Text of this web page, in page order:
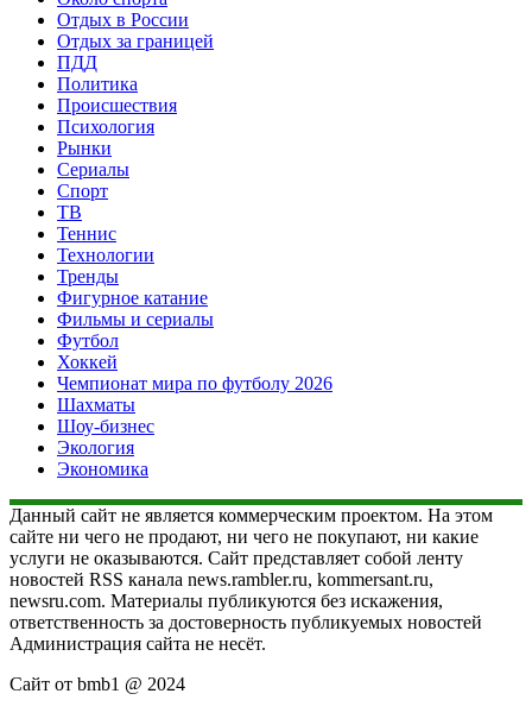
Отдых в России
Отдых за границей
ПДД
Политика
Происшествия
Психология
Рынки
Сериалы
Спорт
ТВ
Теннис
Технологии
Тренды
Фигурное катание
Фильмы и сериалы
Футбол
Хоккей
Чемпионат мира по футболу 2026
Шахматы
Шоу-бизнес
Экология
Экономика
Данный сайт не является коммерческим проектом. На этом
сайте ни чего не продают, ни чего не покупают, ни какие
услуги не оказываются. Сайт представляет собой ленту
новостей RSS канала news.rambler.ru, kommersant.ru,
newsru.com. Материалы публикуются без искажения,
ответственность за достоверность публикуемых новостей
Администрация сайта не несёт.
Сайт от bmb1 @ 2024